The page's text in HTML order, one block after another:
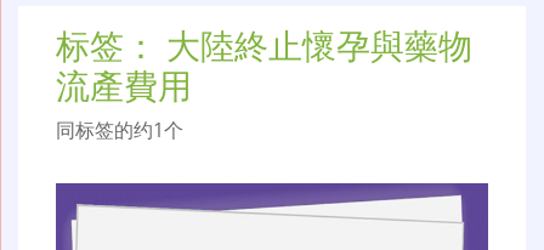
标签： 大陸終止懷孕與藥物
流產費用
同标签的约1个